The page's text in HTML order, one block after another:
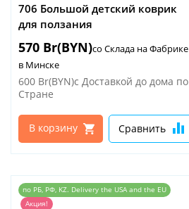
706 Большой детский коврик
для ползания
570 Br(BYN)со Склада на Фабрике
в Минске
600 Br(BYN)с Доставкой до дома по
Стране
В корзину Сравнить
по РБ, РФ, KZ. Delivery the USA and the EU
Акция!